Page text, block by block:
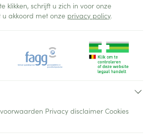
klikken, schrijft u zich in voor onze
akkoord met onze privacy policy.
Privacy disclaimer Cookies